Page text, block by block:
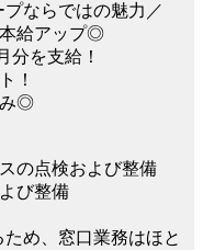
ならではの魅力／
給アップ◎
分を支給！
！
み◎
の点検および整備
び整備
め、窓口業務はほと